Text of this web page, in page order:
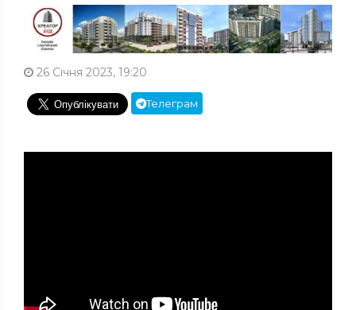
26 Січня 2023, 19:20
Телеграм